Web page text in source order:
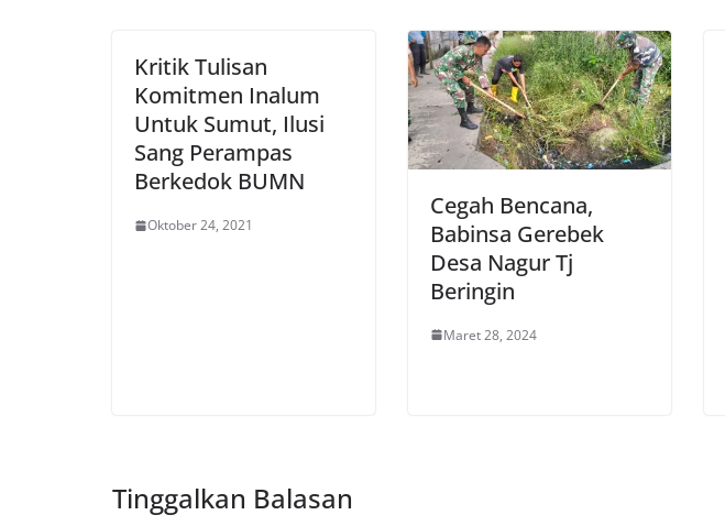
Kritik Tulisan
Komitmen Inalum
Untuk Sumut, Ilusi
Sang Perampas
Berkedok BUMN
Oktober 24, 2021
Cegah Bencana,
Babinsa Gerebek
Desa Nagur Tj
Beringin
Maret 28, 2024
Tinggalkan Balasan